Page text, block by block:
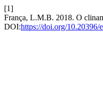
[1]
França, L.M.B. 2018. O
DOI:https://doi.org/10.20396/